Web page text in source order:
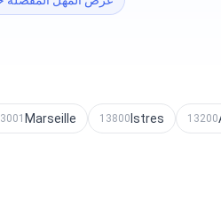
13200
Istres
13800
Marseille